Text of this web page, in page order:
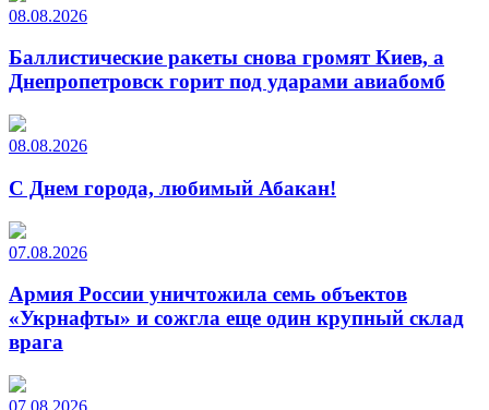
08.08.2026
Баллистические ракеты снова громят Киев, а
Днепропетровск горит под ударами авиабомб
08.08.2026
С Днем города, любимый Абакан!
07.08.2026
Армия России уничтожила семь объектов
«Укрнафты» и сожгла еще один крупный склад
врага
07.08.2026